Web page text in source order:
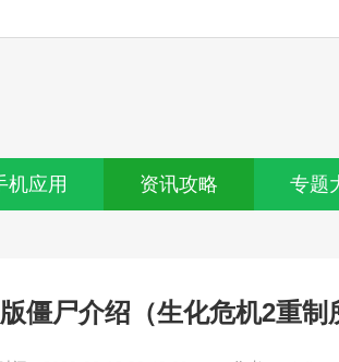
机应用 资讯攻略 专题
僵尸介绍（生化危机2重制